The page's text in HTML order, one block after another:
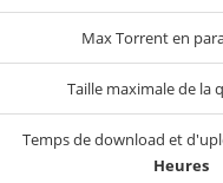
Max Torrent en
Taille maximale de la
Temps de download et
Heures